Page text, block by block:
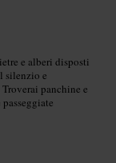
e alberi disposti
silenzio e
panchine e